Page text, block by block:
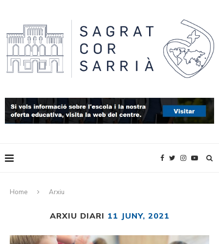
Home Arxiu
ARXIU DIARI 11 JUNY, 2021